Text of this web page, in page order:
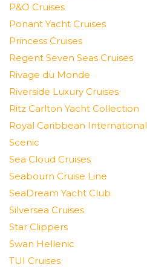
P&O Cruises
Ponant Yacht Cruises
Princess Cruises
Regent Seven Seas Cruises
Rivage du Monde
Riverside Luxury Cruises
Ritz Carlton Yacht Collection
Royal Caribbean International
Scenic
Sea Cloud Cruises
Seabourn Cruise Line
SeaDream Yacht Club
Silversea Cruises
Star Clippers
Swan Hellenic
TUI Cruises